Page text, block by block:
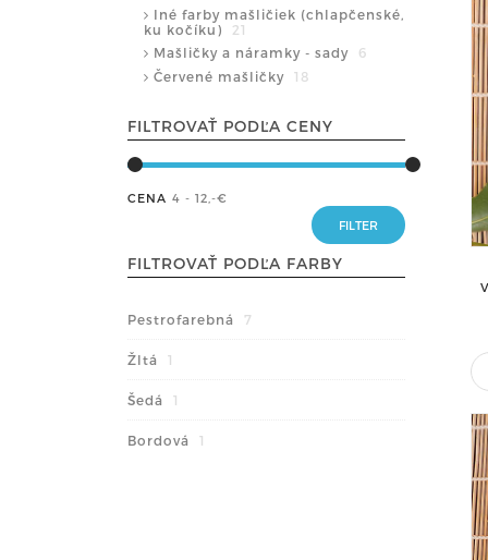
Iné farby mašličiek (chlapčenské,
ku kočíku)
21
Mašličky a náramky - sady
6
Červené mašličky
18
FILTROVAŤ PODĽA CENY
CENA 4 - 12 ,-€
FILTROVAŤ PODĽA FARBY
Pestrofarebná 7
Žltá 1
Šedá 1
Bordová 1